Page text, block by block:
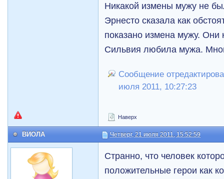
Никакой измены мужу не
Эрнесто сказала как
показано измена мужу. Они
Сильвия любила мужа.
Сообщение
июля 2011, 10:27:23
Наверх
ВИОЛА Четверг, 21 июля 2011, 15:52:59
Странно, что человек
положительные герои как